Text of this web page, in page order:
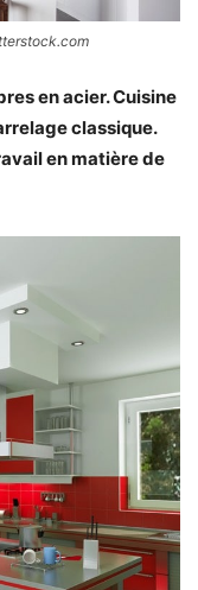
en acier. Cuisine
classique.
en matière de